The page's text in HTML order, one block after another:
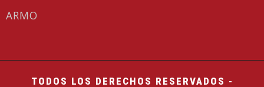
ARMO
TODOS LOS DERECHOS RESERVADOS -